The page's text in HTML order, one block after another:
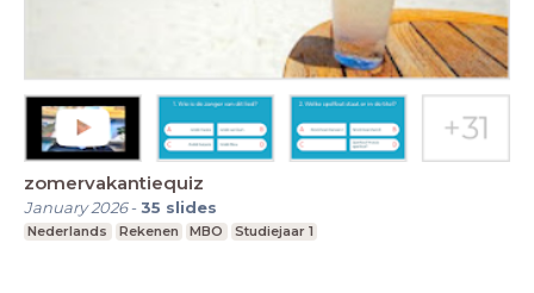
zomervakantiequiz
January 2026-35 slides
Nederlands Rekenen MBO Studiejaar 1